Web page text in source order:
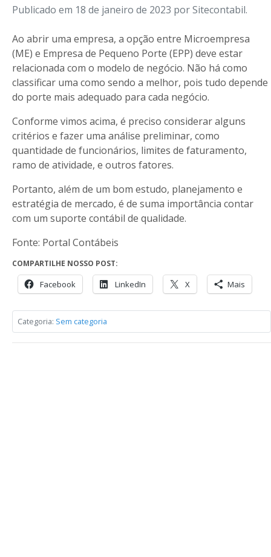
Publicado em 18 de janeiro de 2023 por Sitecontabil.
Ao abrir uma empresa, a opção entre Microempresa
(ME) e Empresa de Pequeno Porte (EPP) deve estar
relacionada com o modelo de negócio. Não há como
classificar uma como sendo a melhor, pois tudo depende
do porte mais adequado para cada negócio.
Conforme vimos acima, é preciso considerar alguns
critérios e fazer uma análise preliminar, como
quantidade de funcionários, limites de faturamento,
ramo de atividade, e outros fatores.
Portanto, além de um bom estudo, planejamento e
estratégia de mercado, é de suma importância contar
com um suporte contábil de qualidade.
Fonte: Portal Contábeis
COMPARTILHE NOSSO POST:
Facebook LinkedIn X Mais
Categoria: Sem categoria